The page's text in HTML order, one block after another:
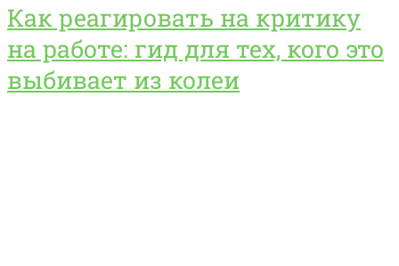
Как реагировать на критику
на работе: гид для тех, кого это
выбивает из колеи